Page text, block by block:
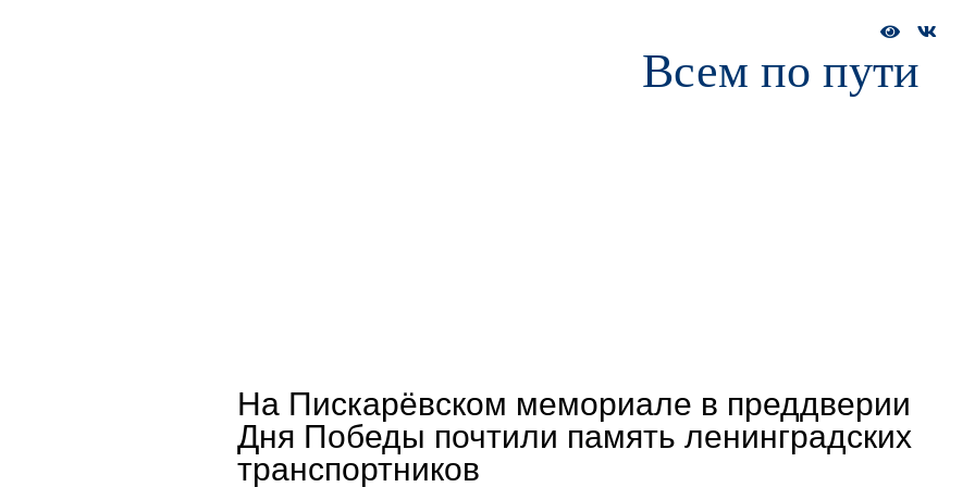
Всем по пути
На Пискарёвском мемориале в преддверии
Дня Победы почтили память ленинградских
транспортников